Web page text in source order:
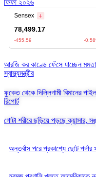
ফিফা ২০২৬
আরজি কর কাণ্ডে ফেঁসে যাচ্ছেন
স্বাস্থ্যমন্ত্রীর
ফুকেত থেকে দিল্লিগামী বিমানের
রিপোর্ট
গোটা শরীরে ছড়িয়ে পড়ছে
অন্তর্বাস পরে প্রকাশ্যে ছোট পর্দার